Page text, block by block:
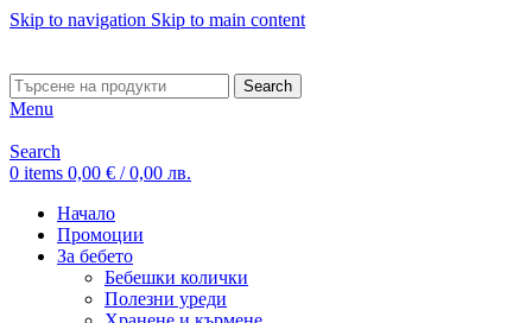
Skip to navigation Skip to main content
Search
Menu
Search
0 items 0,00 € / 0,00 лв.
Начало
Промоции
За бебето
Бебешки колички
Полезни уреди